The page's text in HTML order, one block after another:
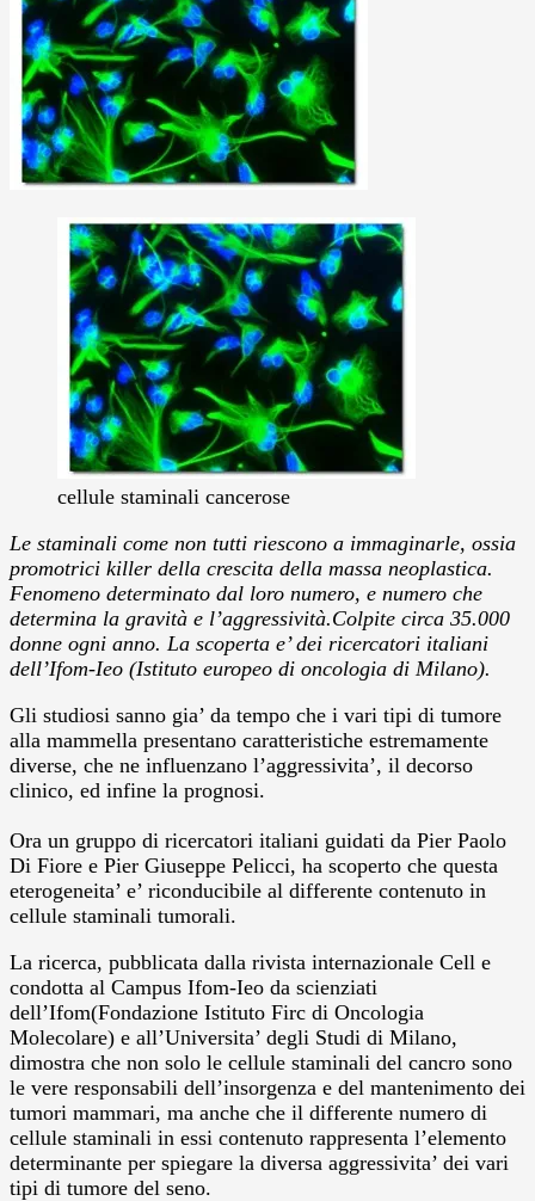
cellule staminali cancerose
Le staminali come non tutti riescono a immaginarle, ossia
promotrici killer della crescita della massa neoplastica.
Fenomeno determinato dal loro numero, e numero che
determina la gravità e l’aggressività.Colpite circa 35.000
donne ogni anno. La scoperta e’ dei ricercatori italiani
dell’Ifom-Ieo (Istituto europeo di oncologia di Milano).
Gli studiosi sanno gia’ da tempo che i vari tipi di tumore
alla mammella presentano caratteristiche estremamente
diverse, che ne influenzano l’aggressivita’, il decorso
clinico, ed infine la prognosi.
Ora un gruppo di ricercatori italiani guidati da Pier Paolo
Di Fiore e Pier Giuseppe Pelicci, ha scoperto che questa
eterogeneita’ e’ riconducibile al differente contenuto in
cellule staminali tumorali.
La ricerca, pubblicata dalla rivista internazionale Cell e
condotta al Campus Ifom-Ieo da scienziati
dell’Ifom(Fondazione Istituto Firc di Oncologia
Molecolare) e all’Universita’ degli Studi di Milano,
dimostra che non solo le cellule staminali del cancro sono
le vere responsabili dell’insorgenza e del mantenimento dei
tumori mammari, ma anche che il differente numero di
cellule staminali in essi contenuto rappresenta l’elemento
determinante per spiegare la diversa aggressivita’ dei vari
tipi di tumore del seno.